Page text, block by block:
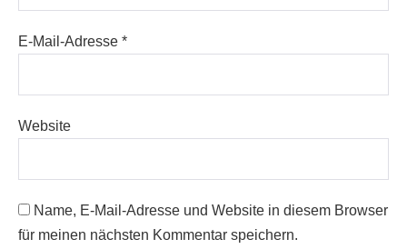
E-Mail-Adresse *
Website
Name, E-Mail-Adresse und Website in diesem Browser
für meinen nächsten Kommentar speichern.